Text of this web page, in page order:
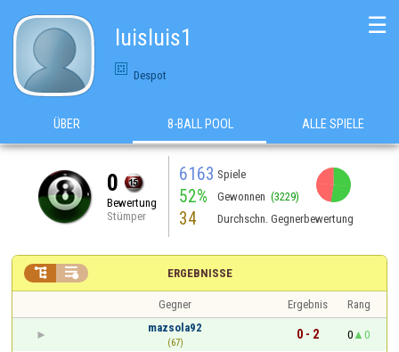
luisluis1
Despot
☰
ÜBER 8-BALL POOL ALLE SPIELE
0
Bewertung
Stümper
6163 Spiele
52% Gewonnen (3229)
34 Durchschn. Gegnerbewertung
ERGEBNISSE
 
Gegner Ergebnis
Rang
mazsola92
(67)
0 - 2 0
0